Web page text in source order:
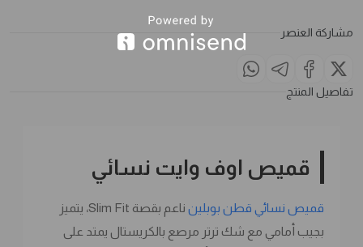
مشاركة العنصر
تفاصيل المنتج
قميص اوف وايت نسائي
قميص نسائي قطن بوبلين
ناعم بقصة Slim Fit، يتميز
بجيب أمامي مع شك ترتر مرصع بالكريستال يمتد على